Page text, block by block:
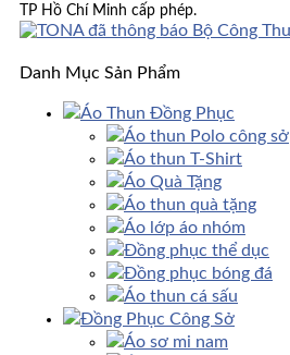
TP Hồ Chí Minh cấp phép.
Danh Mục Sản Phẩm
Áo Thun Đồng Phục
Áo thun Polo công sở
Áo thun T-Shirt
Áo Quà Tặng
Áo thun quà tặng
Áo lớp áo nhóm
Đồng phục thể dục
Đồng phục bóng đá
Áo thun cá sấu
Đồng Phục Công Sở
Áo sơ mi nam